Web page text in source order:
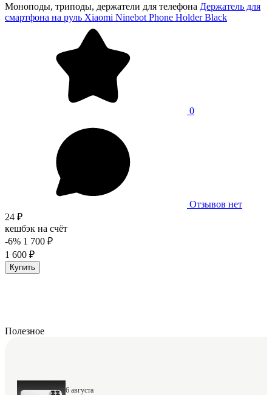
Моноподы, триподы, держатели для телефона Держатель для
смартфона на руль Xiaomi Ninebot Phone Holder Black
0
Отзывов нет
24 ₽
кешбэк на счёт
-6% 1 700 ₽
1 600 ₽
Купить
Полезное
6 августа